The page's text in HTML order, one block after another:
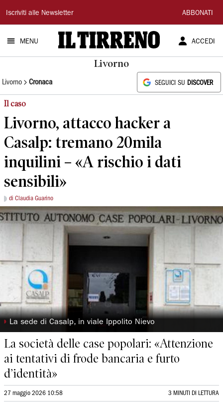
Il
Tirreno
Iscriviti alle Newsletter ABBONATI
MENU ACCEDI
Livorno
Livorno Cronaca SEGUICI SU DISCOVER
Il caso
Livorno, attacco hacker a
Casalp: tremano 20mila
inquilini – «A rischio i dati
sensibili»
di Claudia Guarino
◗ La sede di Casalp, in viale Ippolito Nievo
La società delle case popolari: «Attenzione
ai tentativi di frode bancaria e furto
d’identità»
27 maggio 2026 10:58 3 MINUTI DI LETTURA